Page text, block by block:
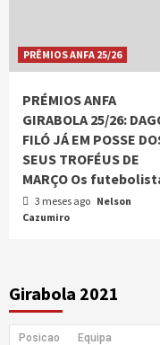
PRÊMIOS ANFA 25/26
PRÉMIOS ANFA
GIRABOLA 25/26:
FILÓ JÁ EM POSSE
SEUS TROFÉUS DE
MARÇO Os
3 meses ago Nelson
Cazumiro
Girabola 2021
Posicao Equipa